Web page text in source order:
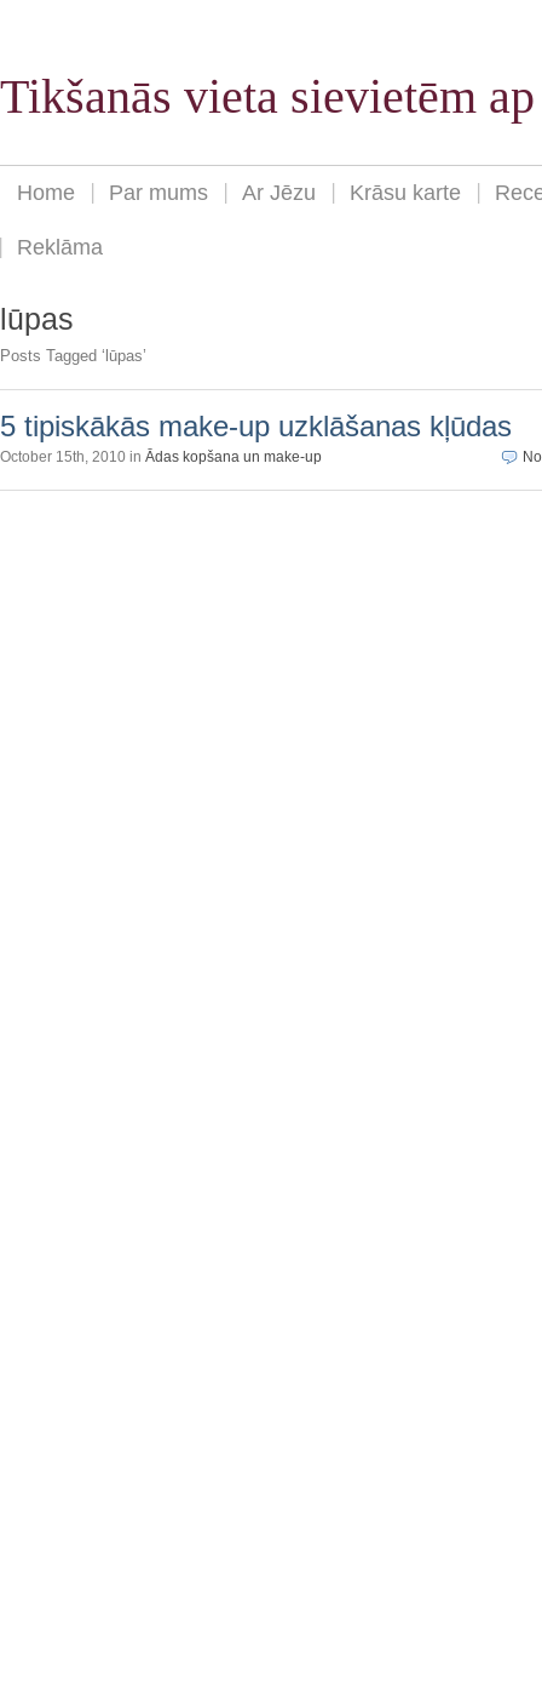
Tikšanās vieta sievietēm
Home Par mums Ar Jēzu Krāsu karte
Reklāma
lūpas
Posts Tagged ‘lūpas’
5 tipiskākās make-up uzklāšanas kļūdas
October 15th, 2010 in Ādas kopšana un make-up